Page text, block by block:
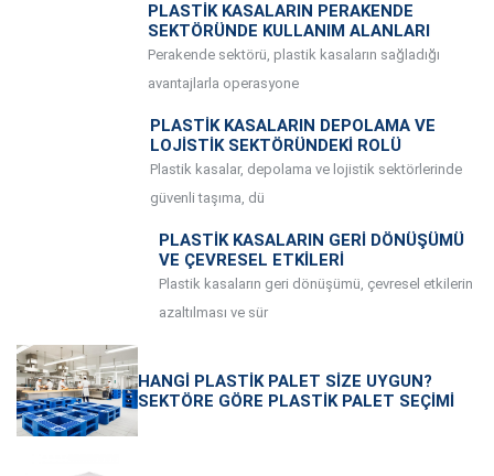
PLASTIK KASALARIN PERAKENDE
SEKTÖRÜNDE KULLANIM ALANLARI
Perakende sektörü, plastik kasaların sağladığı
avantajlarla operasyone
PLASTIK KASALARIN DEPOLAMA VE
LOJISTIK SEKTÖRÜNDEKI ROLÜ
Plastik kasalar, depolama ve lojistik sektörlerinde
güvenli taşıma, dü
PLASTIK KASALARIN GERI DÖNÜŞÜMÜ
VE ÇEVRESEL ETKILERI
Plastik kasaların geri dönüşümü, çevresel etkilerin
azaltılması ve sür
HANGI PLASTIK PALET SIZE UYGUN?
SEKTÖRE GÖRE PLASTIK PALET SEÇIMI